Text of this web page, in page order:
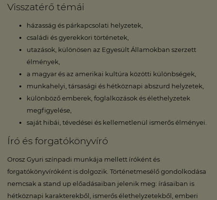
Visszatérő témái
házasság és párkapcsolati helyzetek,
családi és gyerekkori történetek,
utazások, különösen az Egyesült Államokban szerzett
élmények,
a magyar és az amerikai kultúra közötti különbségek,
munkahelyi, társasági és hétköznapi abszurd helyzetek,
különböző emberek, foglalkozások és élethelyzetek
megfigyelése,
saját hibái, tévedései és kellemetlenül ismerős élményei.
Író és forgatókönyvíró
Orosz Gyuri színpadi munkája mellett íróként és
forgatókönyvíróként is dolgozik. Történetmesélő gondolkodása
nemcsak a stand up előadásaiban jelenik meg: írásaiban is
hétköznapi karakterekből, ismerős élethelyzetekből, emberi